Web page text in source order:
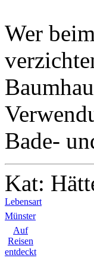
Wer
Bade-
Kat:
Lebensart
Münster
Auf
Reisen
entdeckt